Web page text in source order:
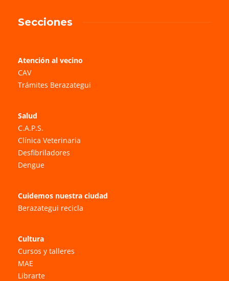
Secciones
Atención al vecino
CAV
Trámites Berazategui
Salud
C.A.P.S.
Clínica Veterinaria
Desfibriladores
Dengue
Cuidemos nuestra ciudad
Berazategui recicla
Cultura
Cursos y talleres
MAE
Librarte